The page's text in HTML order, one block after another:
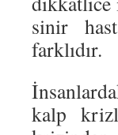
sinir
farklıdır.
kalp